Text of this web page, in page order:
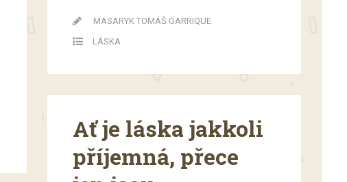
MASARYK TOMÁŠ GARRIQUE
LÁSKA
Ať je láska jakkoli
příjemná, přece